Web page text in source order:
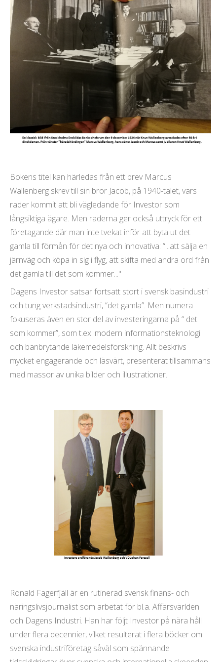
Bokens titel kan härledas från ett brev Marcus
Wallenberg skrev till sin bror Jacob, på 1940-talet, vars
rader kommit att bli vägledande för Investor som
långsiktiga ägare. Men raderna ger också uttryck för ett
företagande där man inte tvekat inför att byta ut det
gamla till förmån för det nya och innovativa: “...att sälja en
järnväg och köpa in sig i flyg, att skifta med andra ord från
det gamla till det som kommer..."
Dagens Investor satsar fortsatt stort i svensk basindustri
och tung verkstadsindustri, “det gamla”. Men numera
fokuseras även en stor del av investeringarna på “ det
som kommer”, som t.ex. modern informationsteknologi
och banbrytande läkemedelsforskning. Allt beskrivs
mycket engagerande och läsvärt, presenterat tillsammans
med massor av unika bilder och illustrationer.
Ronald Fagerfjäll är en rutinerad svensk finans- och
näringslivsjournalist som arbetat för bl.a. Affärsvärlden
och Dagens Industri. Han har följt Investor på nära håll
under flera decennier, vilket resulterat i flera böcker om
svenska industriföretag såväl som spännande